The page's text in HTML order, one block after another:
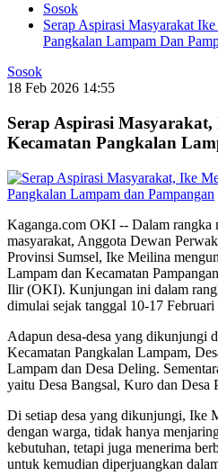
Sosok
Serap Aspirasi Masyarakat
Pangkalan Lampam Dan
Sosok
18 Feb 2026 14:55
Serap Aspirasi
Kecamatan Pangkalan
Kaganga.com OKI -- Dalam rangka
masyarakat, Anggota Dewan
Provinsi Sumsel, Ike Meilina
Lampam dan Kecamatan
Ilir (OKI). Kunjungan ini dalam
dimulai sejak tanggal 10-17 Februari
Adapun desa-desa yang dikunjungi
Kecamatan Pangkalan Lampam,
Lampam dan Desa Deling.
yaitu Desa Bangsal, Kuro dan Desa
Di setiap desa yang dikunjungi, Ike
dengan warga, tidak hanya
kebutuhan, tetapi juga menerima
untuk kemudian diperjuangkan